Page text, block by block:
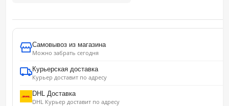
Самовывоз из магазина
Можно забрать сегодня
Курьерская доставка
Курьер доставит по адресу
DHL Доставка
DHL Курьер доставит по адресу